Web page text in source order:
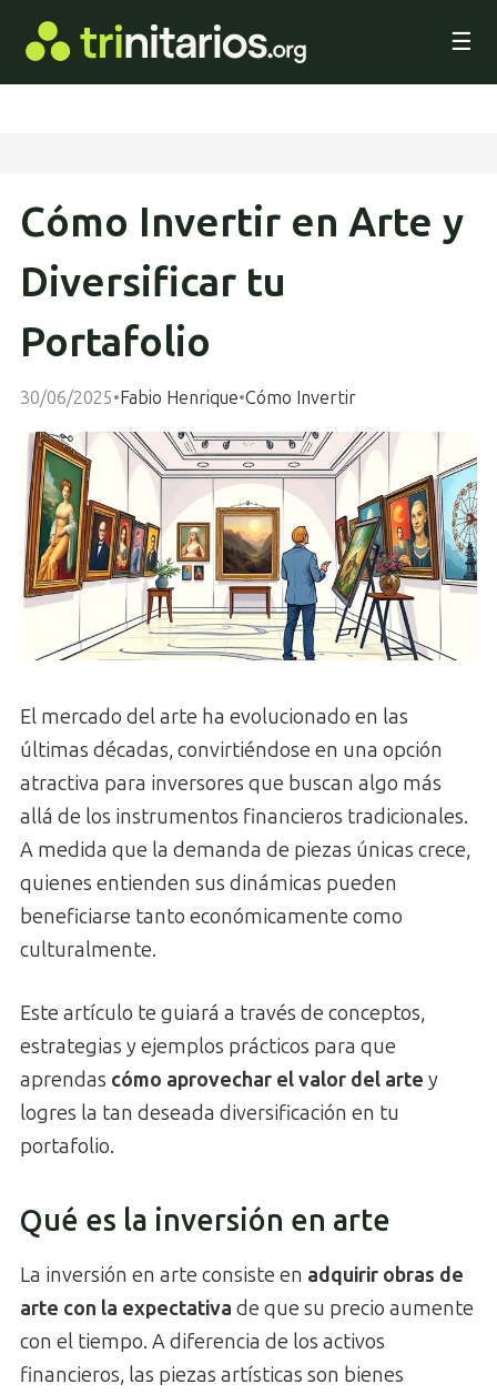
☰
Cómo Invertir en Arte y
Diversificar tu
Portafolio
30/06/2025•Fabio Henrique•Cómo Invertir
El mercado del arte ha evolucionado en las
últimas décadas, convirtiéndose en una opción
atractiva para inversores que buscan algo más
allá de los instrumentos financieros tradicionales.
A medida que la demanda de piezas únicas crece,
quienes entienden sus dinámicas pueden
beneficiarse tanto económicamente como
culturalmente.
Este artículo te guiará a través de conceptos,
estrategias y ejemplos prácticos para que
aprendas cómo aprovechar el valor del arte y
logres la tan deseada diversificación en tu
portafolio.
Qué es la inversión en arte
La inversión en arte consiste en adquirir obras de
arte con la expectativa de que su precio aumente
con el tiempo. A diferencia de los activos
financieros, las piezas artísticas son bienes